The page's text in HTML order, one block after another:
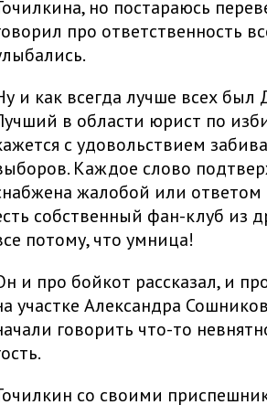
но постараюсь
про ответственность
и как всегда лучше всех был
в области юрист по
с удовольствием
Каждое слово
жалобой или ответом
собственный фан-клуб из
потому, что умница!
и про бойкот рассказал, и
участке Александра
говорить что-то
со своими